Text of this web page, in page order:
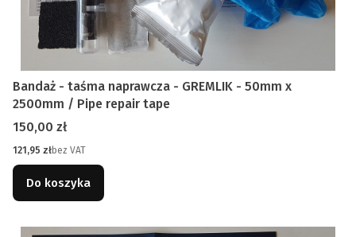
Bandaż - taśma naprawcza - GREMLIK - 50mm x
2500mm / Pipe repair tape
Cena
150,00 zł
Cena
121,95 złbez VAT
Do koszyka